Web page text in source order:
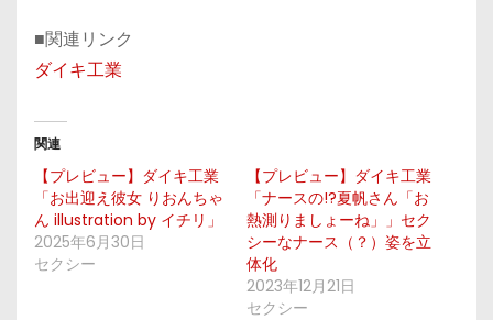
■関連リンク
ダイキ工業
関連
【プレビュー】ダイキ工業
「お出迎え彼女 りおんちゃ
ん illustration by イチリ」
2025年6月30日
セクシー
【プレビュー】ダイキ工業
「ナースの!?夏帆さん「お
熱測りましょーね」」セク
シーなナース（？）姿を立
体化
2023年12月21日
セクシー